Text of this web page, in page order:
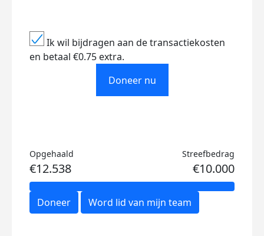
Ik wil bijdragen aan de transactiekosten
en betaal €0.75 extra.
Doneer nu
Opgehaald
€12.538
Streefbedrag
€10.000
Doneer Word lid van mijn team